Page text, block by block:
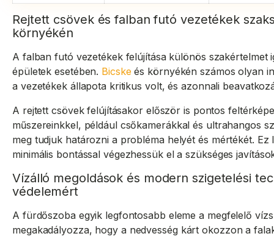
Rejtett csövek és falban futó vezetékek
környékén
A falban futó vezetékek felújítása különös szakértelmet
épületek esetében. Bicske és környékén számos olyan
a vezetékek állapota kritikus volt, és azonnali
A rejtett csövek felújításakor először is pontos
műszereinkkel, például csőkamerákkal és ultrahangos
meg tudjuk határozni a probléma helyét és mértékét. Ez
minimális bontással végezhessük el a szükséges
Vízálló megoldások és modern szigetelési
védelemért
A fürdőszoba egyik legfontosabb eleme a megfelelő
megakadályozza, hogy a nedvesség kárt okozzon a